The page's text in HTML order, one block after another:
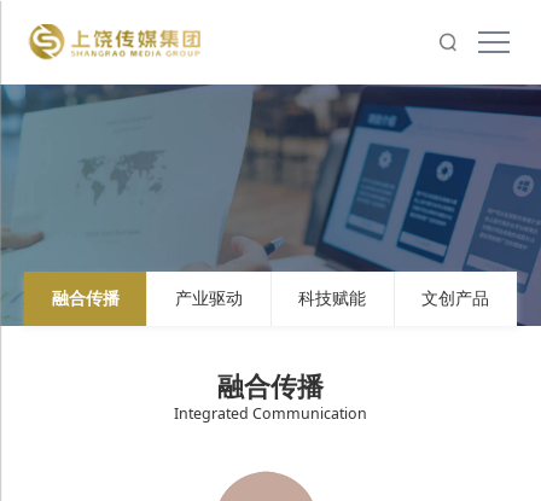
融合传播 产业驱动 科技赋能 文创产品
融合传播
Integrated Communication